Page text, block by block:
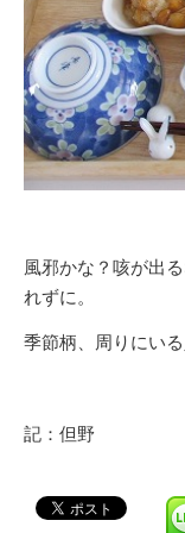
風邪かな？咳が出
れずに。
季節柄、周りにい
記：但野